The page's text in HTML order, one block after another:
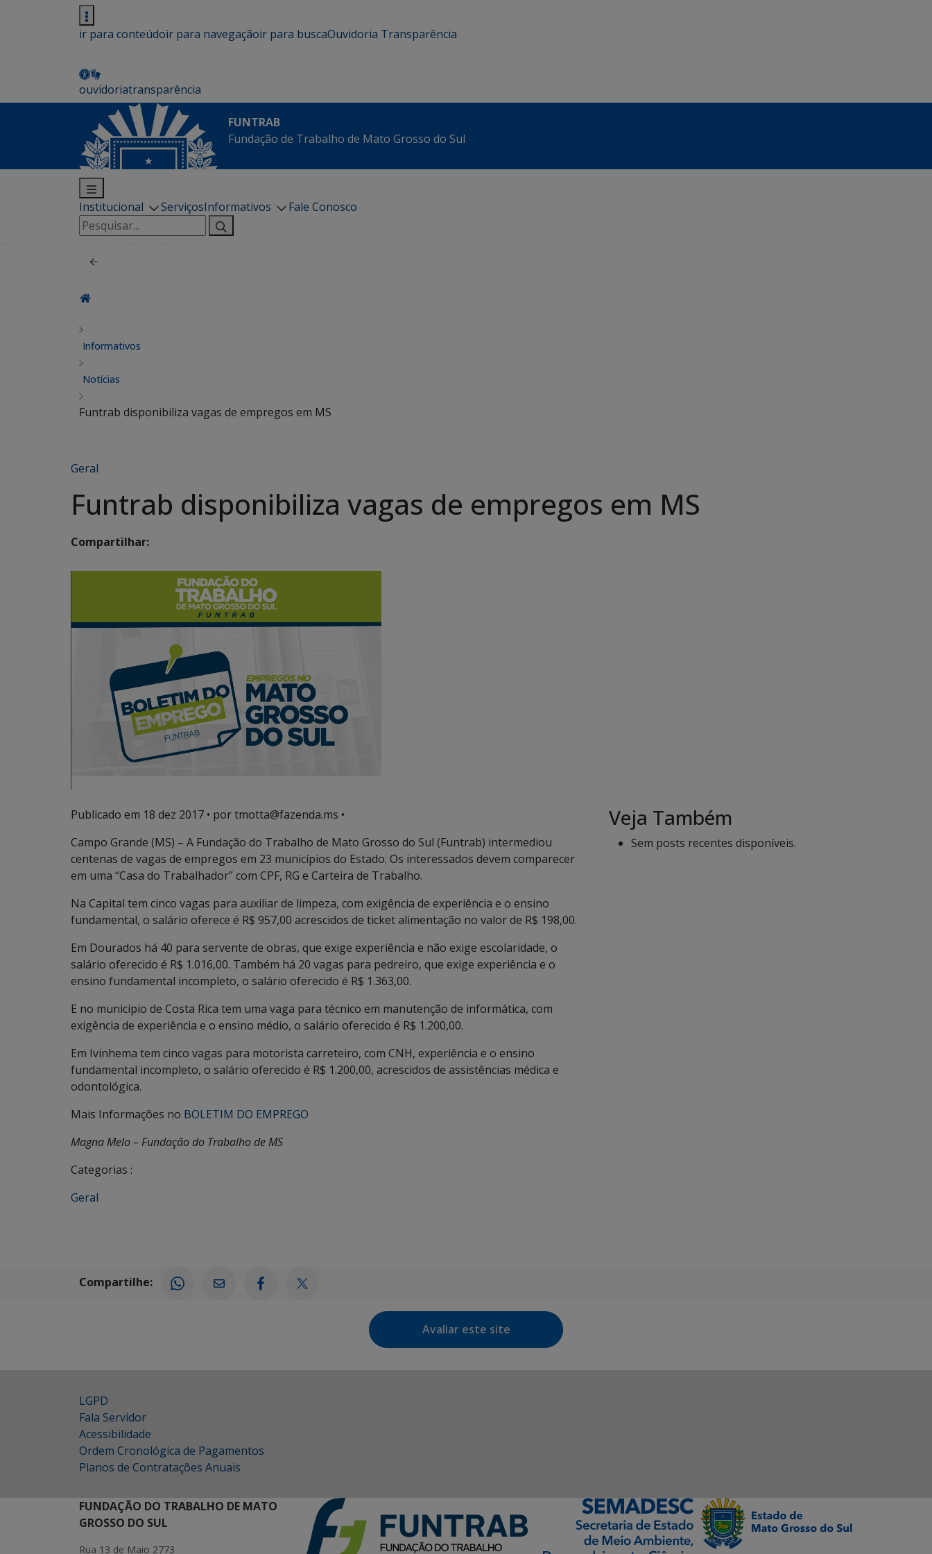
ir para conteúdoir para navegaçãoir para buscaOuvidoria Transparência
ouvidoriatransparência
FUNTRAB
Fundação de Trabalho de Mato Grosso do Sul
Institucional ServiçosInformativos
Fale Conosco
Pesquisar
por:
Informativos
Notícias
Funtrab disponibiliza vagas de empregos em MS
Geral
Funtrab disponibiliza vagas de empregos em MS
Compartilhar:
Publicado em 18 dez 2017 • por tmotta@fazenda.ms •
Campo Grande (MS) – A Fundação do Trabalho de Mato Grosso do Sul (Funtrab) intermediou
centenas de vagas de empregos em 23 municípios do Estado. Os interessados devem comparecer
em uma “Casa do Trabalhador” com CPF, RG e Carteira de Trabalho.
Na Capital tem cinco vagas para auxiliar de limpeza, com exigência de experiência e o ensino
fundamental, o salário oferece é R$ 957,00 acrescidos de ticket alimentação no valor de R$ 198,00.
Em Dourados há 40 para servente de obras, que exige experiência e não exige escolaridade, o
salário oferecido é R$ 1.016,00. Também há 20 vagas para pedreiro, que exige experiência e o
ensino fundamental incompleto, o salário oferecido é R$ 1.363,00.
E no município de Costa Rica tem uma vaga para técnico em manutenção de informática, com
exigência de experiência e o ensino médio, o salário oferecido é R$ 1.200,00.
Em Ivinhema tem cinco vagas para motorista carreteiro, com CNH, experiência e o ensino
fundamental incompleto, o salário oferecido é R$ 1.200,00, acrescidos de assistências médica e
odontológica.
Mais Informações no BOLETIM DO EMPREGO
Magna Melo – Fundação do Trabalho de MS
Categorias :
Geral
Veja Também
Sem posts recentes disponíveis.
Compartilhe:
Avaliar este site
LGPD
Fala Servidor
Acessibilidade
Ordem Cronológica de Pagamentos
Planos de Contratações Anuais
FUNDAÇÃO DO TRABALHO DE MATO
GROSSO DO SUL
Rua 13 de Maio 2773